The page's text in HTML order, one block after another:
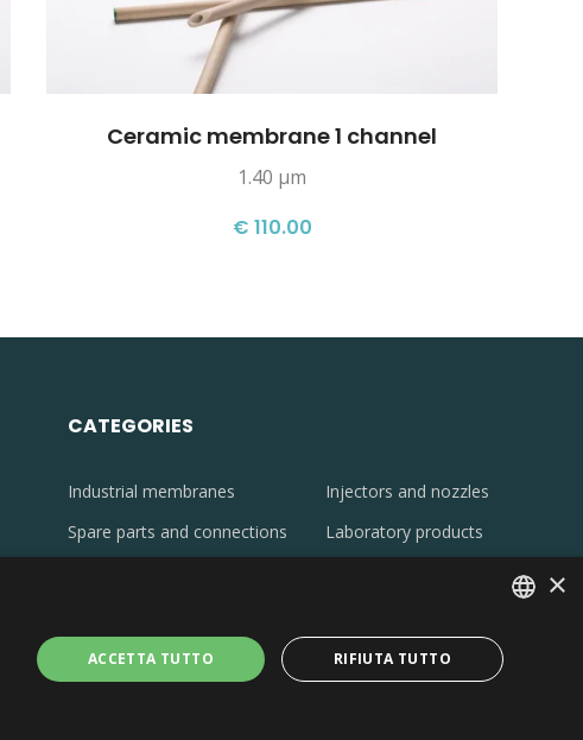
Ceramic membrane 1 channel
1.40 µm
€ 110.00
CATEGORIES
Industrial membranes
Spare parts and connections
Injectors and nozzles
Laboratory products
Sterilizers
ITALIAN
×
ACCETTA TUTTO RIFIUTA TUTTO